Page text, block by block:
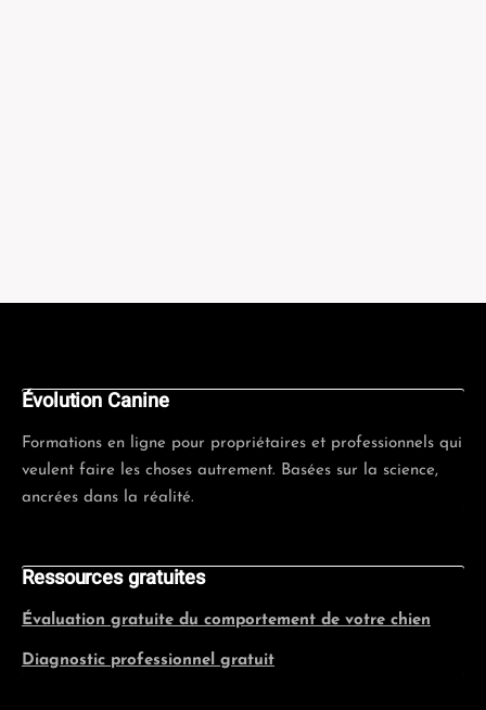
Évolution Canine
Formations en ligne pour propriétaires et professionnels qui
veulent faire les choses autrement. Basées sur la science,
ancrées dans la réalité.
Ressources gratuites
Évaluation gratuite du comportement de votre chien
Diagnostic professionnel gratuit